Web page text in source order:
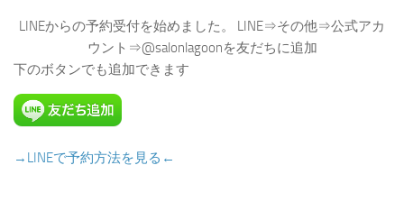
LINEからの予約受付を始めました。 LINE⇒その他⇒公式アカ
ウント⇒@salonlagoonを友だちに追加
下のボタンでも追加できます
→LINEで予約方法を見る←